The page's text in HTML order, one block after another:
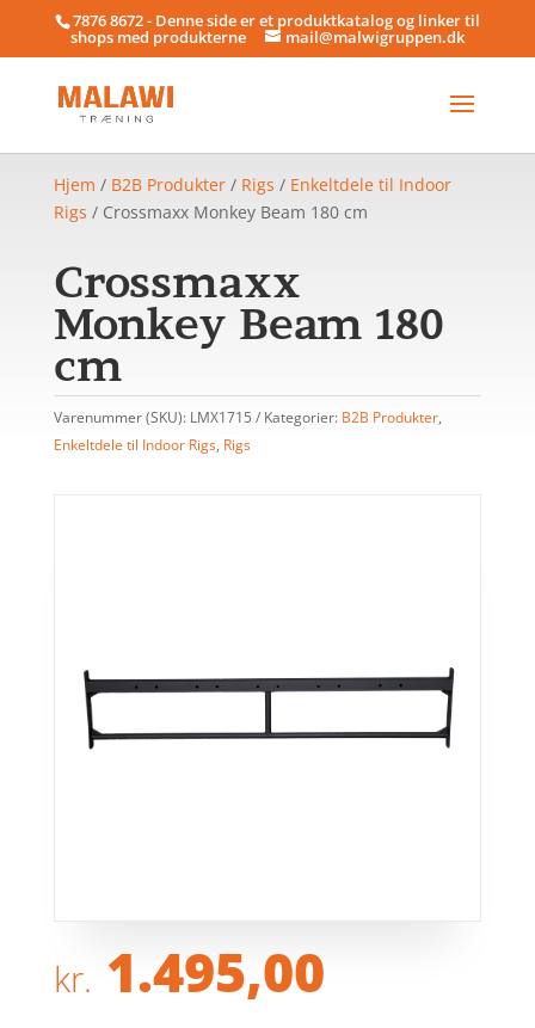
7876 8672 - Denne side er et produktkatalog og linker til
shops med produkterne mail@malwigruppen.dk
Hjem / B2B Produkter/ Rigs / Enkeltdele til Indoor
Rigs / Crossmaxx Monkey Beam 180 cm
Crossmaxx
Monkey Beam 180
cm
Varenummer (SKU): LMX1715 Kategorier: B2B Produkter,
Enkeltdele til Indoor Rigs, Rigs
kr. 1.495,00